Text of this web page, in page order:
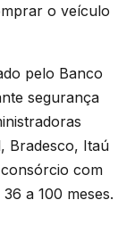
o veículo
pelo Banco
segurança
Bradesco, Itaú
com
a 100 meses.